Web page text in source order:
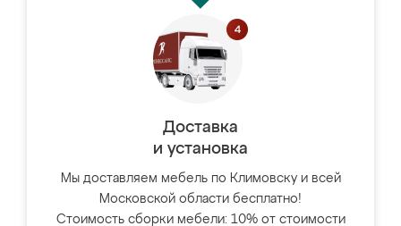
Доставка
и установка
Мы доставляем мебель по Климовску и всей
Московской области бесплатно!
Стоимость сборки мебели: 10% от стоимости